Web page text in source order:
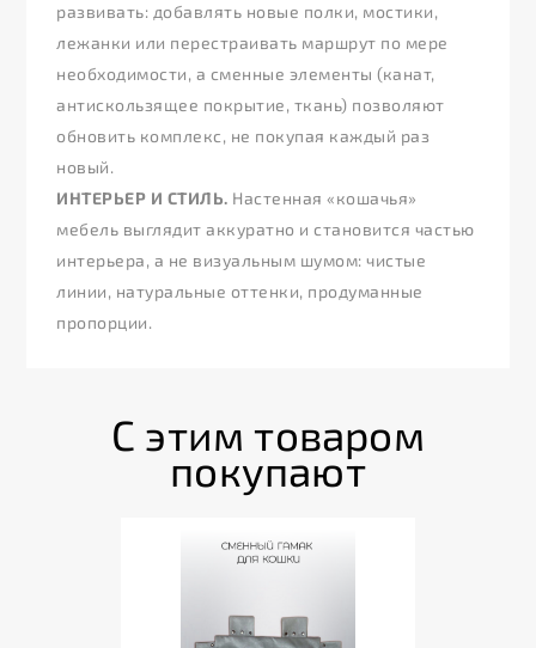
развивать: добавлять новые полки, мостики,
лежанки или перестраивать маршрут по мере
необходимости, а сменные элементы (канат,
антискользящее покрытие, ткань) позволяют
обновить комплекс, не покупая каждый раз
новый.
ИНТЕРЬЕР И СТИЛЬ. Настенная «кошачья»
мебель выглядит аккуратно и становится частью
интерьера, а не визуальным шумом: чистые
линии, натуральные оттенки, продуманные
пропорции.
С этим товаром
покупают